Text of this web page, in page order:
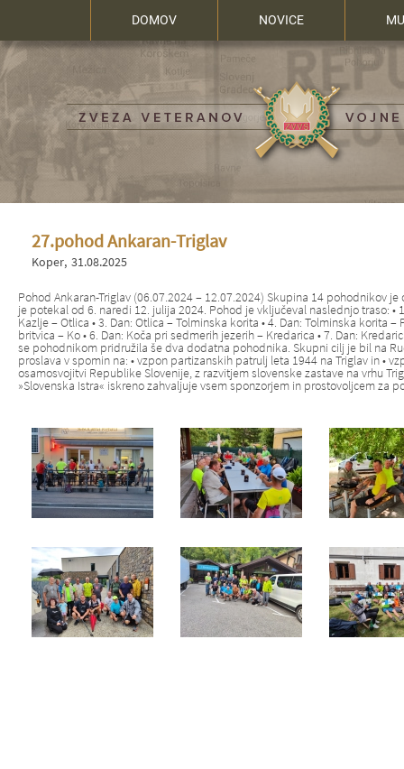
DOMOV NOVICE
27.pohod Ankaran-Triglav
Koper 31.08.2025
Pohod Ankaran-Triglav (06.07.2024 – 12.07.2024) Skupina 14 pohodnikov
je potekal od 6. naredi 12. julija 2024. Pohod je vključeval naslednjo traso: •
Kazlje – Otlica • 3. Dan: Otlica – Tolminska korita • 4. Dan: Tolminska korita
britvica – Ko • 6. Dan: Koča pri sedmerih jezerih – Kredarica • 7. Dan:
se pohodnikom pridružila še dva dodatna pohodnika. Skupni cilj je bil na
proslava v spomin na: • vzpon partizanskih patrulj leta 1944 na Triglav in •
osamosvojitvi Republike Slovenije, z razvitjem slovenske zastave na vrhu
»Slovenska Istra« iskreno zahvaljuje vsem sponzorjem in prostovoljcem za